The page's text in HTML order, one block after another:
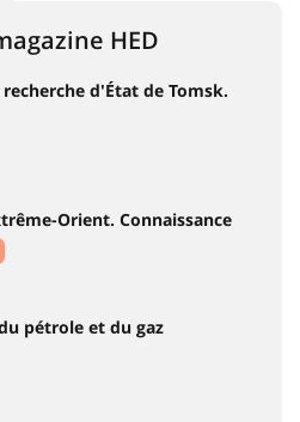
HED
d'État de Tomsk.
Orient. Connaissance
pétrole et du gaz